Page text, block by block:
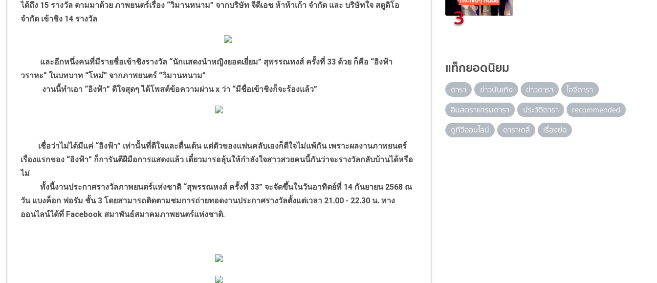
ได้ถึง 15 รางวัล ตามมาด้วย ภาพยนตร์เรื่อง “วิมานหนาม” จากบริษัท จีดีเอช ห้าห้าเก้า จำกัด และ บริษัทใจ สตูดิโอ
จำกัด เข้าชิง 14 รางวัล
และอีกหนึ่งคนที่มีรายชื่อเข้าชิงรางวัล “นักแสดงนำหญิงยอดเยี่ยม” สุพรรณหงส์ ครั้งที่ 33 ด้วย ก็คือ “อิงฟ้า
วราหะ” ในบทบาท “โหม๋” จากภาพยนตร์ “วิมานหนาม”
งานนี้ทำเอา “อิงฟ้า” ดีใจสุดๆ ได้โพสต์ข้อความผ่าน x ว่า “มีชื่อเข้าชิงก็จะร้องแล้ว”
เชื่อว่าไม่ได้มีแค่ “อิงฟ้า” เท่านั้นที่ดีใจและตื่นเต้น แต่ตัวของแฟนคลับเองก็ดีใจไม่แพ้กัน เพราะผลงานภาพยนตร์
เรื่องแรกของ “อิงฟ้า” ก็การันตีฝีมือการแสดงแล้ว เดี๋ยวมารอลุ้นให้กำลังใจสาวสวยคนนี้กันว่าจะรางวัลกลับบ้านได้หรือ
ไม่
ทั้งนี้งานประกาศรางวัลภาพยนตร์แห่งชาติ “สุพรรณหงส์ ครั้งที่ 33” จะจัดขึ้นในวันอาทิตย์ที่ 14 กันยายน 2568 ณ
วัน แบงค็อก ฟอรัม ชั้น 3 โดยสามารถติดตามชมการถ่ายทอดงานประกาศรางวัลตั้งแต่เวลา 21.00 - 22.30 น. ทาง
ออนไลน์ได้ที่ Facebook สมาพันธ์สมาคมภาพยนตร์แห่งชาติ.
3
แท็กยอดนิยม
ดารา ข่าวบันเทิง ข่าวดารา
ไอจีดารา
อินสตราแกรมดารา
ประวัติดารา
recommended
ดูทีวีออนไลน์
ดาราเดลี่ เรื่องย่อ